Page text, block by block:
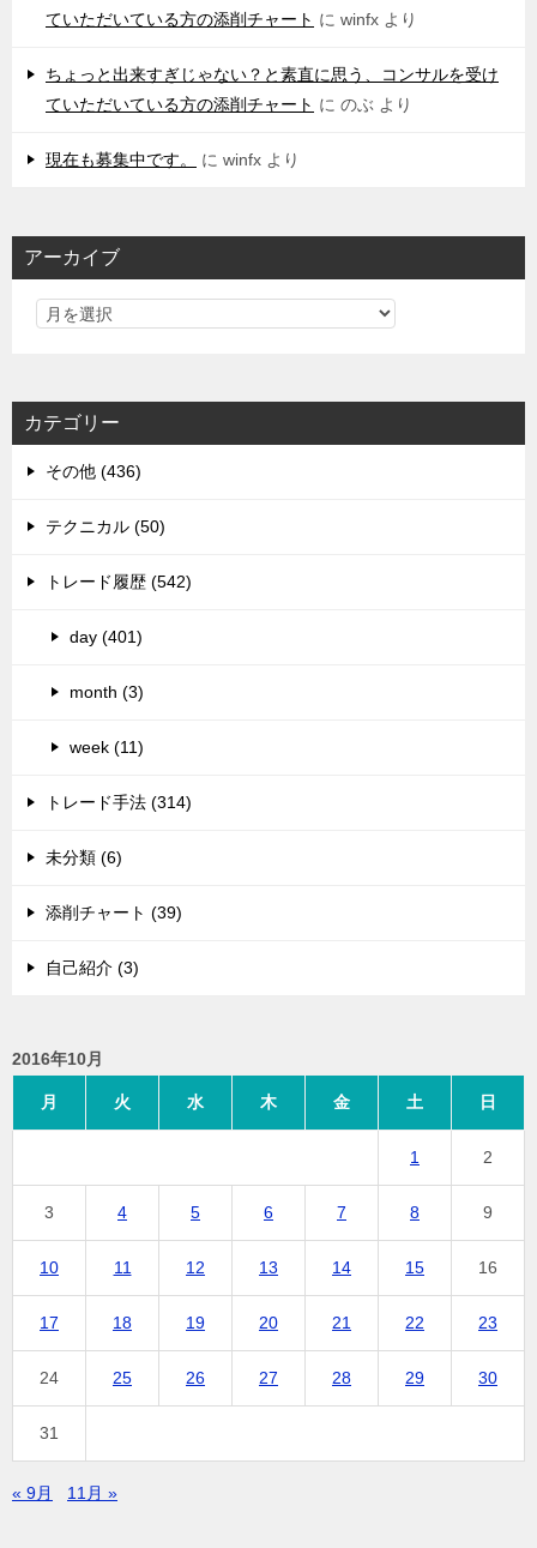
ていただいている方の添削チャート に winfx より
ちょっと出来すぎじゃない？と素直に思う、コンサルを受け
ていただいている方の添削チャート に のぶ より
現在も募集中です。 に winfx より
アーカイブ
カテゴリー
その他 (436)
テクニカル (50)
トレード履歴 (542)
day (401)
month (3)
week (11)
トレード手法 (314)
未分類 (6)
添削チャート (39)
自己紹介 (3)
2016年10月
月 火 水 木 金 土 日
1 2
3 4 5 6 7 8 9
10 11 12 13 14 15 16
17 18 19 20 21 22 23
24 25 26 27 28 29 30
31
« 9月 11月 »